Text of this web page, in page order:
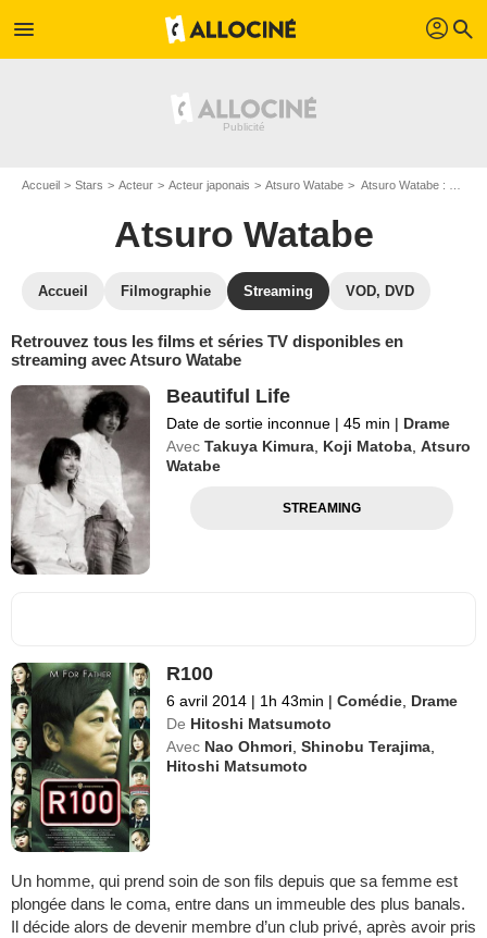
menu profil search
Accueil Stars Acteur Acteur japonais Atsuro Watabe Atsuro Watabe : Films et séries online
Atsuro Watabe
Accueil Filmographie Streaming VOD, DVD
Retrouvez tous les films et séries TV disponibles en
streaming avec Atsuro Watabe
Beautiful Life
Date de sortie inconnue | 45 min | Drame
Avec Takuya Kimura Koji Matoba ,Atsuro
Watabe
STREAMING
R100
6 avril 2014 | 1h 43min | Comédie Drame
De Hitoshi Matsumoto
Avec Nao Ohmori ,Shinobu Terajima
Hitoshi Matsumoto
Un homme, qui prend soin de son fils depuis que sa femme est
plongée dans le coma, entre dans un immeuble des plus banals.
Il décide alors de devenir membre d’un club privé, après avoir pris